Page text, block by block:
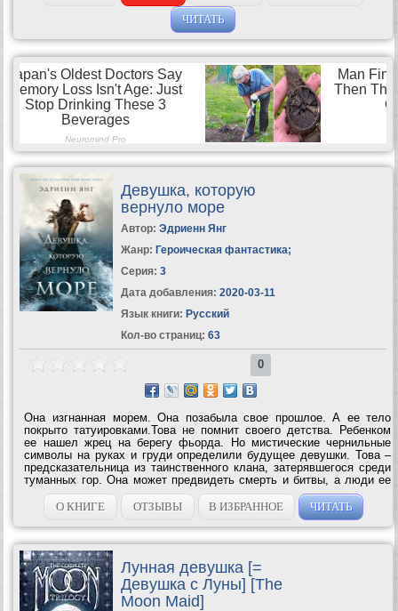
ЧИТАТЬ
Девушка, которую
вернуло море
Автор: Эдриенн Янг
Жанр: Героическая фантастика;
Серия: 3
Дата добавления: 2020-03-11
Язык книги: Русский
Кол-во страниц: 63
0
Она изгнанная морем. Она позабыла свое прошлое. А ее тело
покрыто татуировками.Това не помнит своего детства. Ребенком
ее нашел жрец на берегу фьорда. Но мистические чернильные
символы на руках и груди определили будущее девушки. Това –
предсказательница из таинственного клана, затерявшегося среди
туманных гор. Она может предвидеть смерть и битвы, а люди ее
боятся и ненавидят.Читая руны, Това узнает, что клану, который
стал...О КНИГЕ ОТЗЫВЫ В ИЗБРАННОЕ ЧИТАТЬ
Лунная девушка [=
Девушка с Луны] [The
Moon Maid]